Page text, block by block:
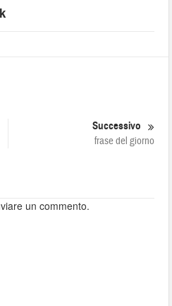
Successivo
frase del giorno
un commento.